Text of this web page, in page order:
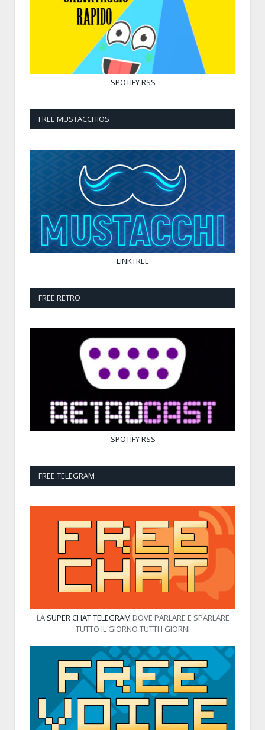
SPOTIFYRSS
FREE MUSTACCHIOS
LINKTREE
FREE RETRO
SPOTIFYRSS
FREE TELEGRAM
LA SUPER CHAT TELEGRAM DOVE PARLARE E SPARLARE
TUTTO IL GIORNO TUTTI I GIORNI